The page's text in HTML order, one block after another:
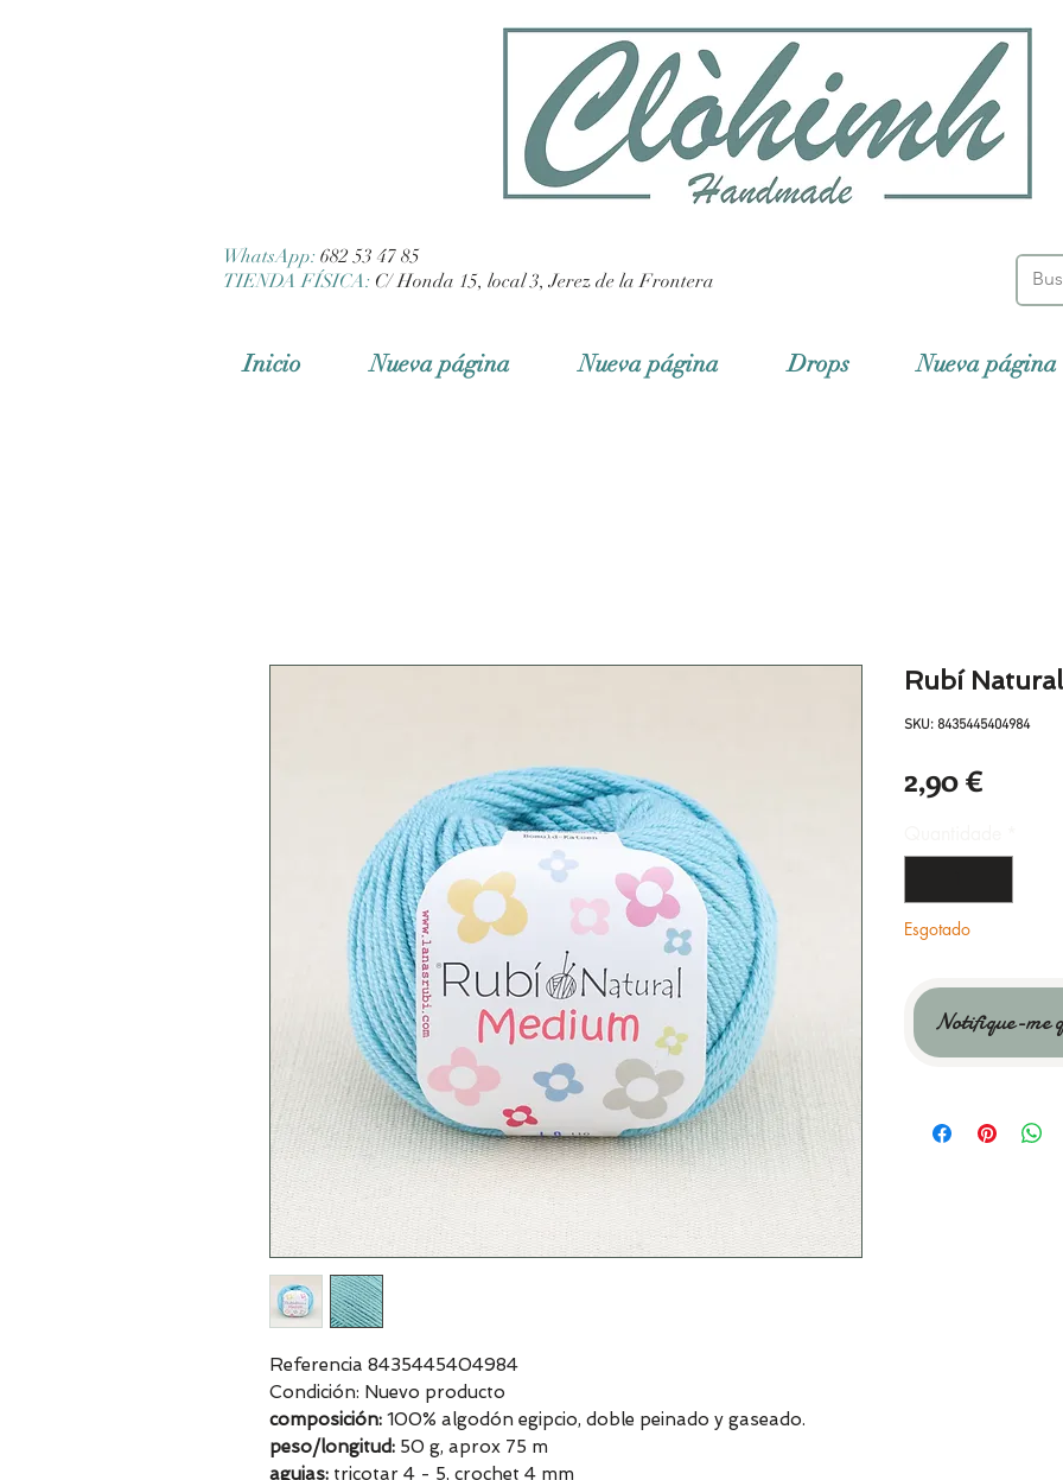
WhatsApp: 682 53 47 85
TIENDA FÍSICA: C/ Honda 15, local 3, Jerez de la Frontera
Inicio Nueva página Nueva página Drops Nueva página
Referencia 8435445404984
Condición: Nuevo producto
composición: 100% algodón egipcio, doble peinado y gaseado.
peso/longitud: 50 g, aprox 75 m
agujas: tricotar 4 - 5, crochet 4 mm
Rubí
SKU: 8435445404984
2,90 €
Esgotado
Notifique-me